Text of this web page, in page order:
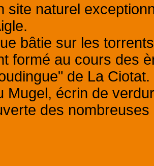
site naturel
bâtie sur les
formé au cours des
de La Ciotat.
Mugel, écrin de
des nombreuses